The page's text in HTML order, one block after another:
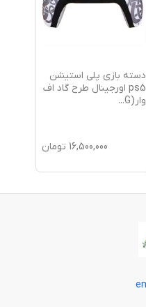
دسته بازی پلی استیشن
ps5 اورجینال طرح گاد اف
وار(G ...
16,500,000 تومان